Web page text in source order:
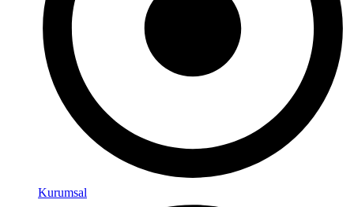
Kurumsal